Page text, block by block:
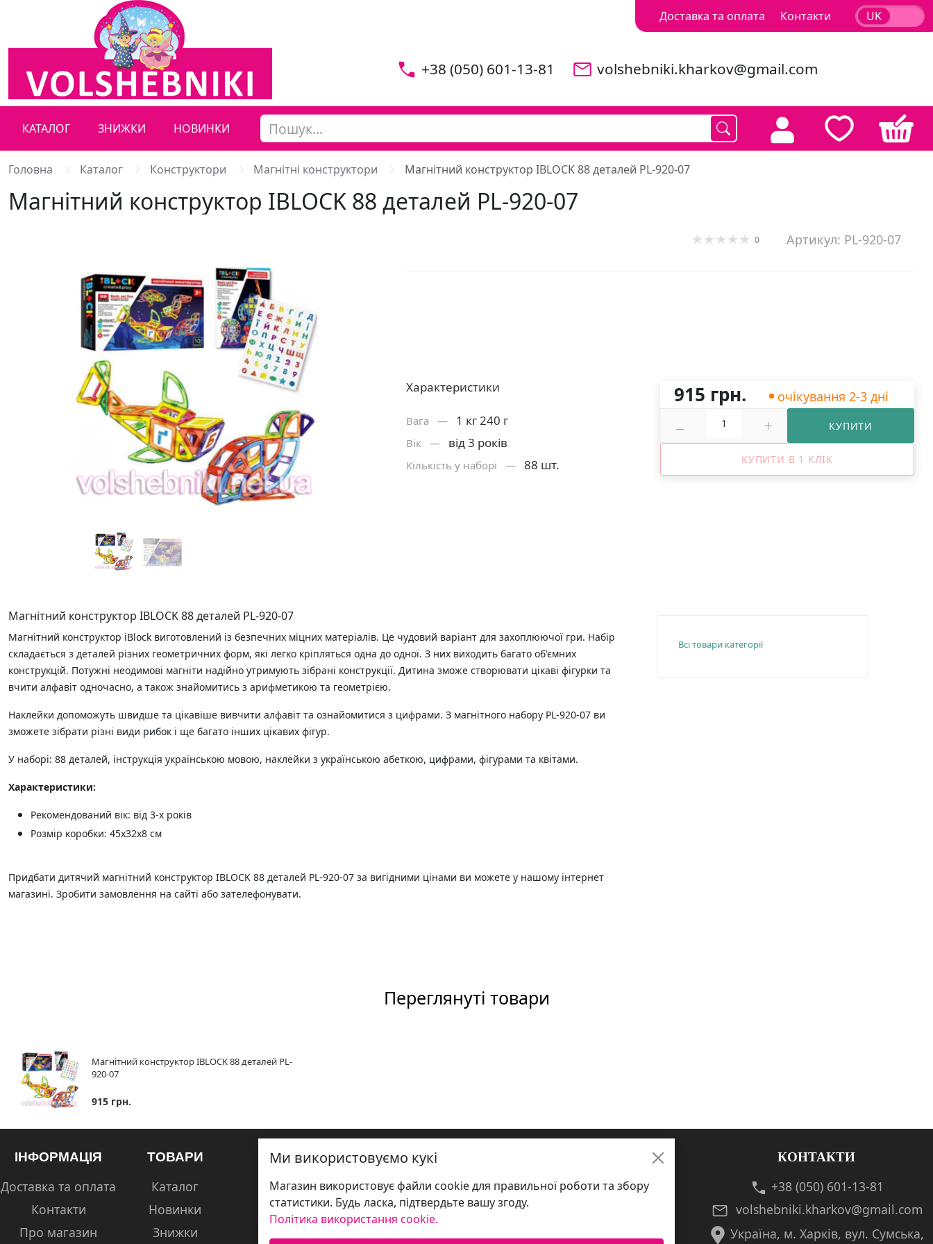
Доставка та оплата Контакти UK
+38 (050) 601-13-81 volshebniki.kharkov@gmail.com
КАТАЛОГ ЗНИЖКИ НОВИНКИ
Головна Каталог Конструктори Магнітні конструктори Магнітний конструктор IBLOCK 88 деталей PL-920-07
Магнітний конструктор IBLOCK 88 деталей PL-920-07
0 Артикул: PL-920-07
Характеристики
Вага — 1 кг 240 г
Вік — від 3 років
Кількість у наборі —88 шт.
915 грн. очікування 2-3 дні
КУПИТИ
КУПИТИ В 1 КЛІК
Магнітний конструктор IBLOCK 88 деталей PL-920-07
Магнітний конструктор iBlock виготовлений із безпечних міцних матеріалів. Це чудовий варіант для захоплюючої гри. Набір
складається з деталей різних геометричних форм, які легко кріпляться одна до одної. З них виходить багато об'ємних
конструкцій. Потужні неодимові магніти надійно утримують зібрані конструкції. Дитина зможе створювати цікаві фігурки та
вчити алфавіт одночасно, а також знайомитись з арифметикою та геометрією.
Наклейки допоможуть швидше та цікавіше вивчити алфавіт та ознайомитися з цифрами. З магнітного набору PL-920-07 ви
зможете зібрати різні види рибок і ще багато інших цікавих фігур.
У наборі: 88 деталей, інструкція українською мовою, наклейки з українською абеткою, цифрами, фігурами та квітами.
Характеристики:
Рекомендований вік: від 3-х років
Розмір коробки: 45х32х8 см
Придбати дитячий магнітний конструктор IBLOCK 88 деталей PL-920-07 за вигідними цінами ви можете у нашому інтернет
магазині. Зробити замовлення на сайті або зателефонувати.
Всі товари категорії
Переглянуті товари
Магнітний конструктор IBLOCK 88 деталей PL-
920-07
915 грн.
ІНФОРМАЦІЯ
Доставка та оплата
Контакти
Про магазин
ТОВАРИ
Каталог
Новинки
Знижки
КОНТАКТИ
+38 (050) 601-13-81
volshebniki.kharkov@gmail.com
Україна, м. Харків, вул. Сумська,
Ми використовуємо кукі
Магазин використовує файли cookie для правильної роботи та збору
статистики. Будь ласка, підтвердьте вашу згоду.
Політика використання cookie.